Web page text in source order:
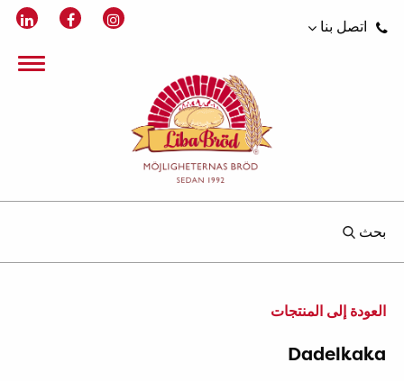
اتصل بنا
بحث
العودة إلى المنتجات
Dadelkaka